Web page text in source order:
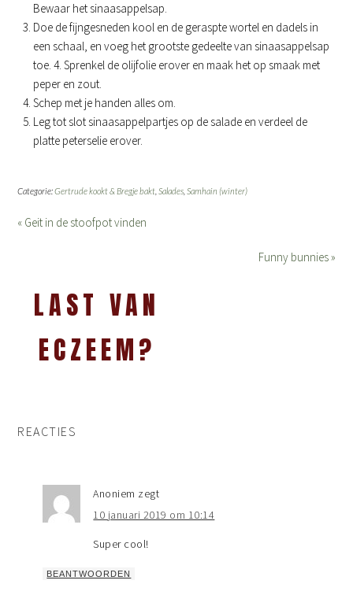
Bewaar het sinaasappelsap.
Doe de fijngesneden kool en de geraspte wortel en dadels in
een schaal, en voeg het grootste gedeelte van sinaasappelsap
toe. 4. Sprenkel de olijfolie erover en maak het op smaak met
peper en zout.
Schep met je handen alles om.
Leg tot slot sinaasappelpartjes op de salade en verdeel de
platte peterselie erover.
Categorie:Gertrude kookt & Bregje bakt ,Salades ,Samhain (winter)
« Geit in de stoofpot vinden
Funny bunnies »
LAST VAN
ECZEEM?
REACTIES
Anoniem zegt
10 januari 2019 om 10:14
Super cool!
BEANTWOORDEN